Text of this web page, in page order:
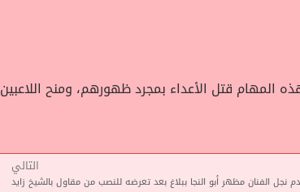
المهام قتل الأعداء بمجرد ظهورهم، ومنح اللاعبين
التالي
نجل الفنان مظهر أبو النجا ببلاغ بعد تعرضه للنصب من مقاول بالشيخ زايد